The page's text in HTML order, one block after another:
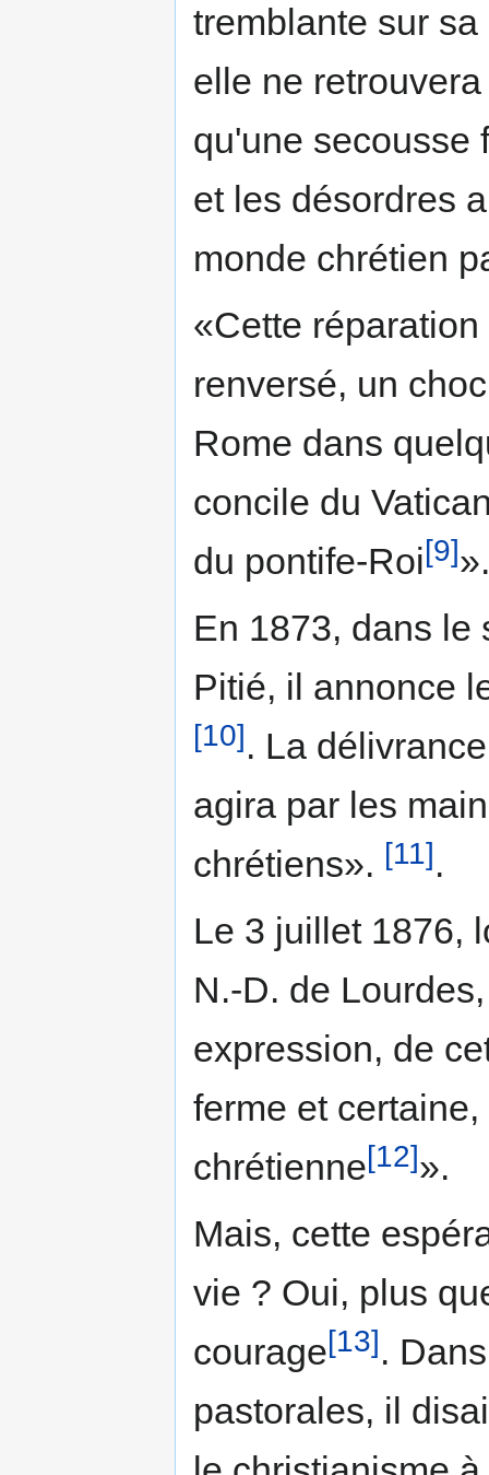
tremblante sur
elle ne
qu'une secousse
et les désordres
monde chrétien
«Cette
renversé, un
Rome dans
concile du
du pontife-Roi[9]».
En 1873, dans le
Pitié, il annonce
[10]. La
agira par les
chrétiens». [11].
Le 3 juillet 1876,
N.-D. de
expression, de
ferme et
chrétienne[12]».
Mais, cette
vie ? Oui, plus
courage[13].
pastorales, il